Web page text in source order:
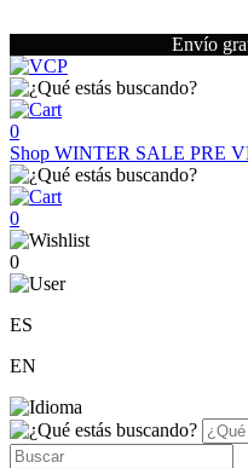
Envío
0
Shop WINTER SALE PRE
0
0
ES
EN